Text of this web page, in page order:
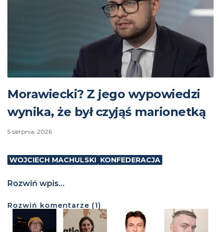
Morawiecki? Z jego wypowiedzi
wynika, że był czyjąś marionetką
5 sierpnia, 2026
WOJCIECH MACHULSKI KONFEDERACJA
Rozwiń wpis...
Rozwiń komentarze (1)